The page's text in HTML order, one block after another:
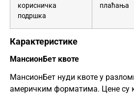
корисничка
подршка
плаћања
Карактеристике
МансионБет квоте
МансионБет нуди квоте у
америчким форматима. Цене су